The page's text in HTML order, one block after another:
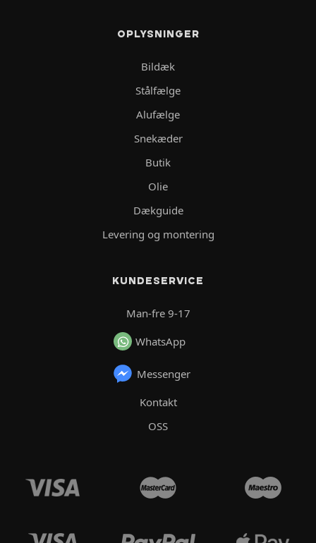
OPLYSNINGER
Bildæk
Stålfælge
Alufælge
Snekæder
Butik
Olie
Dækguide
Levering og montering
KUNDESERVICE
Man-fre 9-17
WhatsApp
Messenger
Kontakt
OSS